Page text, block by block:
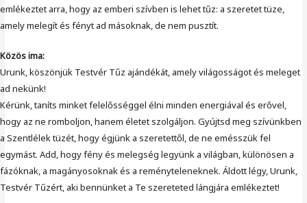
emlékeztet arra, hogy az emberi szívben is lehet tűz: a szeretet tüze,
amely melegít és fényt ad másoknak, de nem pusztít.
Közös ima:
Urunk, köszönjük Testvér Tűz ajándékát, amely világosságot és meleget
ad nekünk!
Kérünk, taníts minket felelősséggel élni minden energiával és erővel,
hogy az ne romboljon, hanem életet szolgáljon. Gyújtsd meg szívünkben
a Szentlélek tüzét, hogy égjünk a szeretettől, de ne emésszük fel
egymást. Add, hogy fény és melegség legyünk a világban, különösen a
fázóknak, a magányosoknak és a reményteleneknek. Áldott légy, Urunk,
Testvér Tűzért, aki bennünket a Te szereteted lángjára emlékeztet!